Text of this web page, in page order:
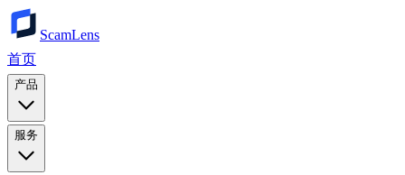
ScamLens
首页
产品
服务